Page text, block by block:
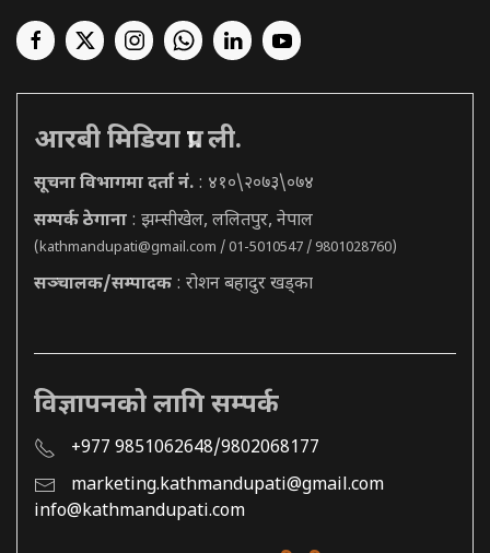
आरबी मिडिया प्रा. ली.
सूचना विभागमा दर्ता नं. : ४१०\२०७३\०७४
सम्पर्क ठेगाना : झम्सीखेल, ललितपुर, नेपाल
(kathmandupati@gmail.com / 01-5010547 / 9801028760)
सञ्चालक/सम्पादक : रोशन बहादुर खड्का
विज्ञापनको लागि सम्पर्क
+977 9851062648/9802068177
marketing.kathmandupati@gmail.com
info@kathmandupati.com